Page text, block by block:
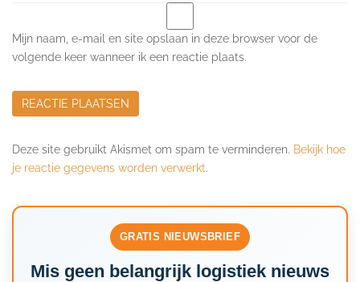
Mijn naam, e-mail en site opslaan in deze browser voor de
volgende keer wanneer ik een reactie plaats.
Deze site gebruikt Akismet om spam te verminderen. Bekijk hoe
je reactie gegevens worden verwerkt.
GRATIS NIEUWSBRIEF
Mis geen belangrijk logistiek nieuws